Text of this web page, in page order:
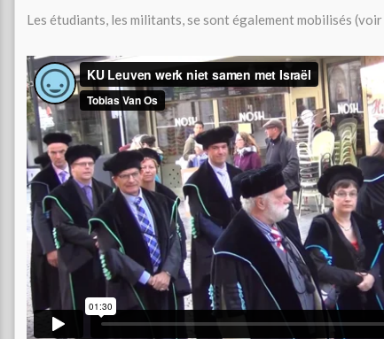
Les étudiants, les militants, se sont également mobilisés